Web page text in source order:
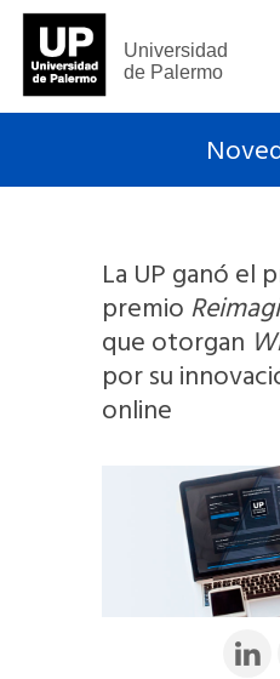
Universidad
de Palermo
La UP ganó el
premio
que otorgan
por su
online